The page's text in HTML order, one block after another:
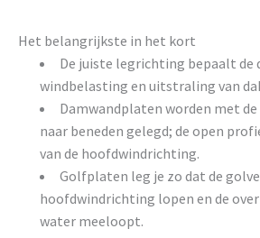
Het belangrijkste in het kort
De juiste legrichting bepaalt de
windbelasting en uitstraling van
Damwandplaten worden met
naar beneden gelegd; de open
van de hoofdwindrichting.
Golfplaten leg je zo dat de
hoofdwindrichting lopen en de
water meeloopt.